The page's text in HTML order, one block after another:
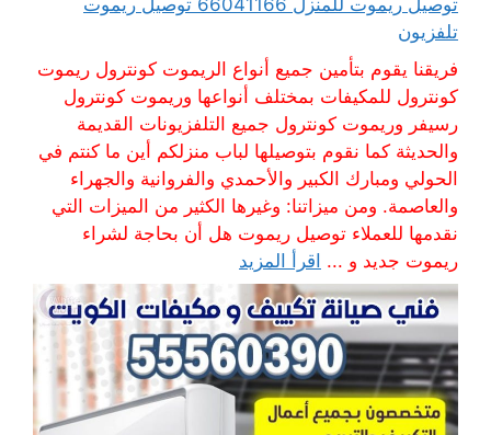
توصيل ريموت للمنزل 66041166 توصيل ريموت
تلفزيون
فريقنا يقوم بتأمين جميع أنواع الريموت كونترول ريموت
كونترول للمكيفات بمختلف أنواعها وريموت كونترول
رسيفر وريموت كونترول جميع التلفزيونات القديمة
والحديثة كما نقوم بتوصيلها لباب منزلكم أين ما كنتم في
الحولي ومبارك الكبير والأحمدي والفروانية والجهراء
والعاصمة. ومن ميزاتنا: وغيرها الكثير من الميزات التي
نقدمها للعملاء توصيل ريموت هل أن بحاجة لشراء
ريموت جديد و ... اقرأ المزيد